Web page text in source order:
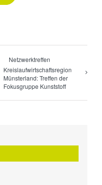
Netzwerktreffen
Kreislaufwirtschaftsregion
Münsterland: Treffen der
Fokusgruppe Kunststoff